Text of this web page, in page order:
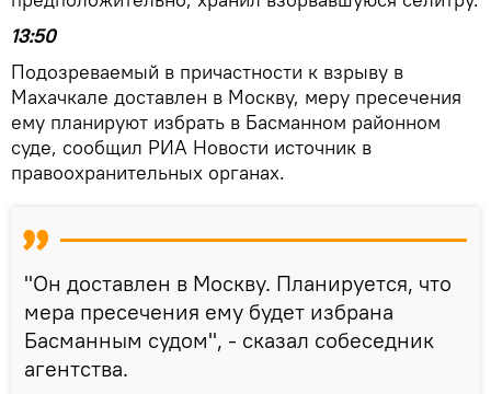
13:50
Подозреваемый в причастности к взрыву в
Махачкале доставлен в Москву, меру пресечения
ему планируют избрать в Басманном районном
суде, сообщил РИА Новости источник в
правоохранительных органах.
"Он доставлен в Москву. Планируется, что
мера пресечения ему будет избрана
Басманным судом", - сказал собеседник
агентства.